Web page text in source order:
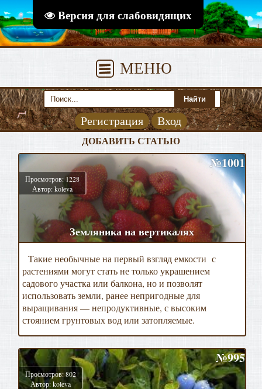
Версия для слабовидящих
МЕНЮ
Регистрация Вход
ДОБАВИТЬ СТАТЬЮ
№1001
Просмотров: 1228
Автор: koleva
Земляника на вертикалях
Такие необычные на первый взгляд емкости с
растениями могут стать не только украшением
садового участка или балкона, но и позволят
использовать земли, ранее непригодные для
выращивания — непродуктивные, с высоким
стоянием грунтовых вод или затопляемые.
№995
Просмотров: 802
Автор: koleva